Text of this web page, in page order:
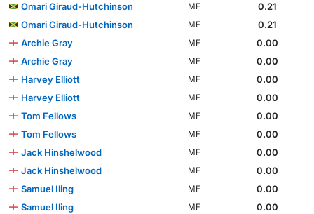
Omari Giraud-Hutchinson
MF
0.21
Omari Giraud-Hutchinson
MF
0.21
Archie Gray
MF
0.00
Archie Gray
MF
0.00
Harvey Elliott
MF
0.00
Harvey Elliott
MF
0.00
Tom Fellows
MF
0.00
Tom Fellows
MF
0.00
Jack Hinshelwood
MF
0.00
Jack Hinshelwood
MF
0.00
Samuel Iling
MF
0.00
Samuel Iling
MF
0.00